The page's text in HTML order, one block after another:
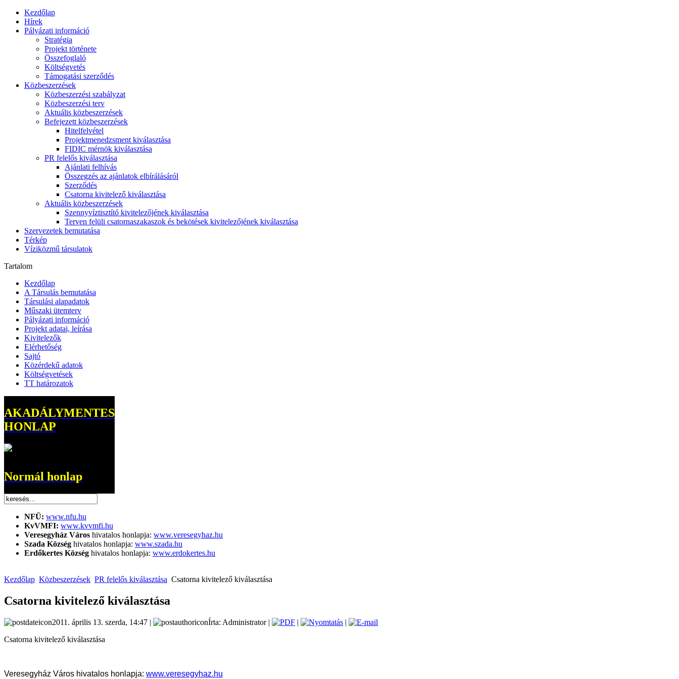
Kezdőlap
Hírek
Pályázati információ
Stratégia
Projekt története
Összefoglaló
Költségvetés
Támogatási szerződés
Közbeszerzések
Közbeszerzési szabályzat
Közbeszerzési terv
Aktuális közbeszerzések
Befejezett közbeszerzések
Hitelfelvétel
Projektmenedzsment kiválasztása
FIDIC mérnök kiválasztása
PR felelős kiválasztása
Ajánlati felhívás
Összegzés az ajánlatok elbírálásáról
Szerződés
Csatorna kivitelező kiválasztása
Aktuális közbeszerzések
Szennyvíztisztító kivitelezőjének kiválasztása
Terven felüli csatornaszakaszok és bekötések kivitelezőjének kiválasztása
Szervezetek bemutatása
Térkép
Víziközmű társulatok
Tartalom
Kezdőlap
A Társulás bemutatása
Társulási alapadatok
Műszaki ütemterv
Pályázati információ
Projekt adatai, leírása
Kivitelezők
Elérhetőség
Sajtó
Közérdekű adatok
Költségvetések
TT határozatok
AKADÁLYMENTES
HONLAP
Normál honlap
NFÜ: www.nfu.hu
KvVMFI: www.kvvmfi.hu
Veresegyház Város hivatalos honlapja: www.veresegyhaz.hu
Szada Község hivatalos honlapja: www.szada.hu
Erdőkertes Község hivatalos honlapja: www.erdokertes.hu
Kezdőlap Közbeszerzések PR felelős kiválasztása Csatorna kivitelező kiválasztása
Csatorna kivitelező kiválasztása
2011. április 13. szerda, 14:47 | Írta: Administrator | |
|
Csatorna kivitelező kiválasztása
Veresegyház Város hivatalos honlapja: www.veresegyhaz.hu